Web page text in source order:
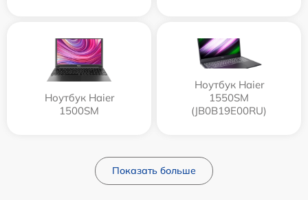
Ноутбук Haier
1500SM
Ноутбук Haier
1550SM
(JB0B19E00RU)
Показать больше